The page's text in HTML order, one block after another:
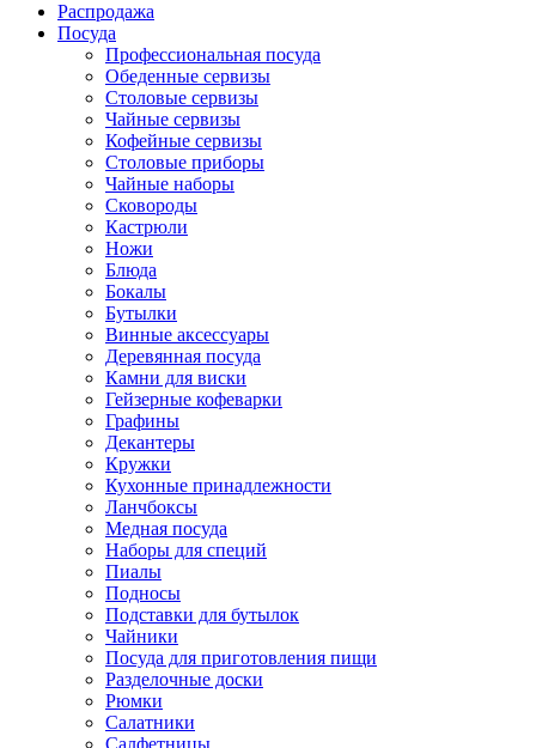
Распродажа
Посуда
Профессиональная посуда
Обеденные сервизы
Столовые сервизы
Чайные сервизы
Кофейные сервизы
Столовые приборы
Чайные наборы
Сковороды
Кастрюли
Ножи
Блюда
Бокалы
Бутылки
Винные аксессуары
Деревянная посуда
Камни для виски
Гейзерные кофеварки
Графины
Декантеры
Кружки
Кухонные принадлежности
Ланчбоксы
Медная посуда
Наборы для специй
Пиалы
Подносы
Подставки для бутылок
Чайники
Посуда для приготовления пищи
Разделочные доски
Рюмки
Салатники
Салфетницы